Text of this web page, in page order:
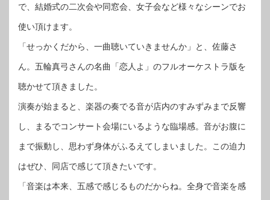
で、結婚式の二次会や同窓会、女子会など様々なシーンでお
使い頂けます。
「せっかくだから、一曲聴いていきませんか」と、佐藤さ
ん。五輪真弓さんの名曲「恋人よ」のフルオーケストラ版を
聴かせて頂きました。
演奏が始まると、楽器の奏でる音が店内のすみずみまで反響
し、まるでコンサート会場にいるような臨場感。音がお腹に
まで振動し、思わず身体がふるえてしまいました。この迫力
はぜひ、同店で感じて頂きたいです。
「音楽は本来、五感で感じるものだからね。全身で音楽を感